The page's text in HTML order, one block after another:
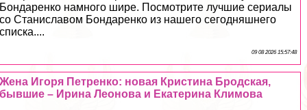
Бондаренко намного шире. Посмотрите лучшие сериалы
со Станиславом Бондаренко из нашего сегодняшнего
списка....
09 08 2026 15:57:48
Жена Игоря Петренко: новая Кристина Бродская,
бывшие – Ирина Леонова и Екатерина Климова